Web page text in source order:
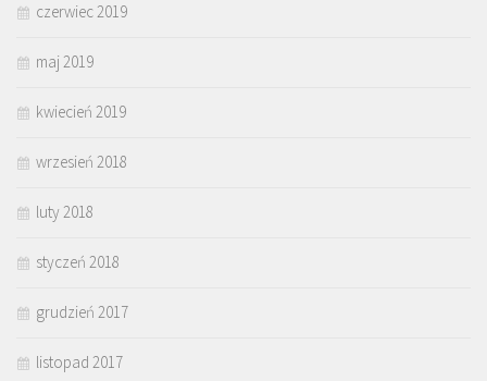
czerwiec 2019
maj 2019
kwiecień 2019
wrzesień 2018
luty 2018
styczeń 2018
grudzień 2017
listopad 2017